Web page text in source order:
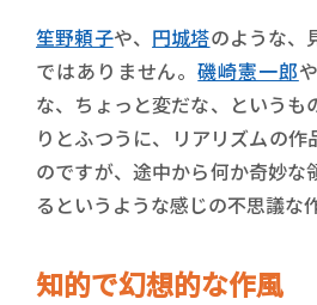
笙野頼子や、 円城塔のような、
ではありません。磯崎憲一郎
な、ちょっと変だな、というも
りとふつうに、リアリズムの作
のですが、途中から何か奇妙な
るというような感じの不思議な
知的で幻想的な作風